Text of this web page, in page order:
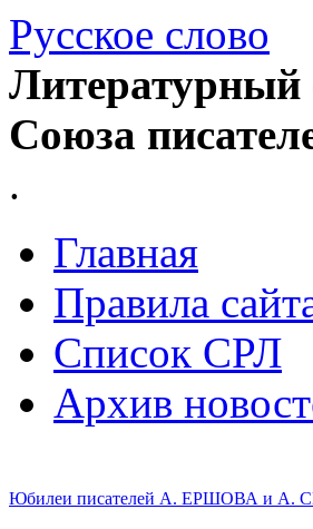
Русское слово
Литературный
Союза
.
Главная
Правила
Список СРЛ
Архив
Юбилеи писателей А. ЕРШОВА и